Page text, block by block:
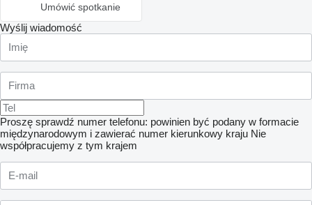
Umówić spotkanie
Wyślij wiadomość
Proszę sprawdź numer telefonu: powinien być podany w formacie
międzynarodowym i zawierać numer kierunkowy kraju Nie
współpracujemy z tym krajem